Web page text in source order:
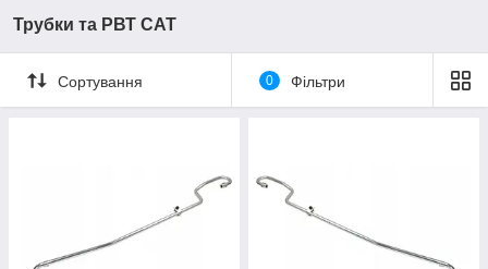
Трубки та РВТ CAT
Сортування 0 Фільтри